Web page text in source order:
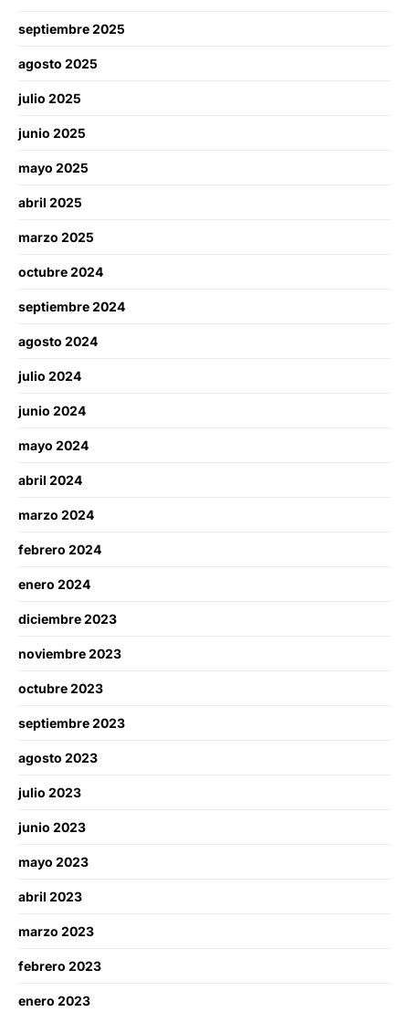
septiembre 2025
agosto 2025
julio 2025
junio 2025
mayo 2025
abril 2025
marzo 2025
octubre 2024
septiembre 2024
agosto 2024
julio 2024
junio 2024
mayo 2024
abril 2024
marzo 2024
febrero 2024
enero 2024
diciembre 2023
noviembre 2023
octubre 2023
septiembre 2023
agosto 2023
julio 2023
junio 2023
mayo 2023
abril 2023
marzo 2023
febrero 2023
enero 2023